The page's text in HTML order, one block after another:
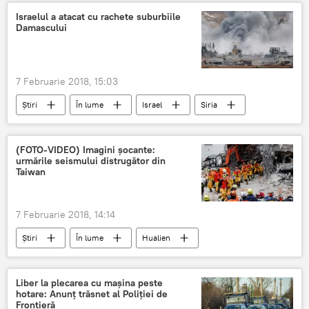
politisti batai de cap
tanara
a cazut in ispita
Israelul a atacat cu rachete suburbiile
Damascului
7 Februarie 2018, 15:03
Știri În lume Israel
Siria
Damasc
armata
atac
rachete
suburbii
(FOTO-VIDEO) Imagini șocante:
urmările seismului distrugător din
Taiwan
7 Februarie 2018, 14:14
Știri În lume
Hualien
Twitter
Liber la plecarea cu mașina peste
hotare: Anunț trăsnet al Poliției de
Frontieră